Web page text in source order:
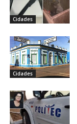
Cidades
Cidades